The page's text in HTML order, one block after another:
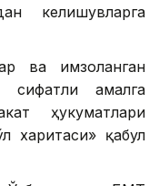
келишувларга
ва имзоланган
амалга
ҳукуматлари
харитаси» қабул